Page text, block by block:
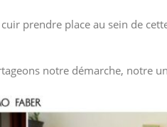
prendre place au sein de
notre démarche, notre